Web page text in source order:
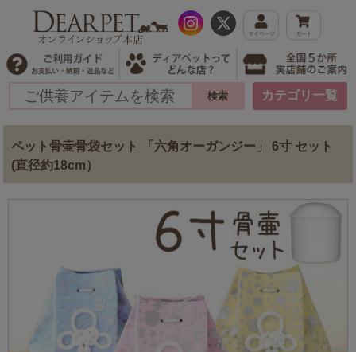
カテゴリ一覧
ペット骨壷骨袋セット 「六角オーガンジー」 6寸 セット
(直径約18cm）